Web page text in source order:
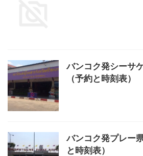
バンコク発シーサ
（予約と時刻表）
バンコク発プレー
と時刻表）